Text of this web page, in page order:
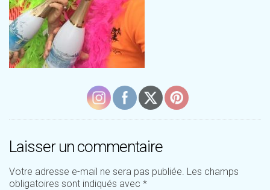
Laisser un commentaire
Votre adresse e-mail ne sera pas publiée. Les champs
obligatoires sont indiqués avec *